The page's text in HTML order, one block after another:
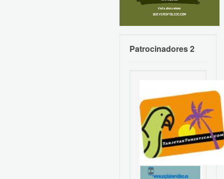
Patrocinadores 2